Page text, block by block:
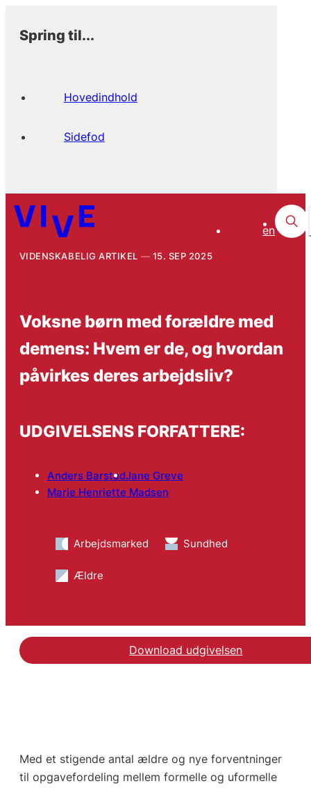
Spring til...
Hovedindhold
Sidefod
en
VIDENSKABELIG ARTIKEL 15. SEP 2025
Voksne børn med forældre med
demens: Hvem er de, og hvordan
påvirkes deres arbejdsliv?
UDGIVELSENS FORFATTERE:
Anders BarstadJane Greve
Marie Henriette Madsen
Arbejdsmarked Sundhed
Ældre
Download udgivelsen
Med et stigende antal ældre og nye forventninger
til opgavefordeling mellem formelle og uformelle